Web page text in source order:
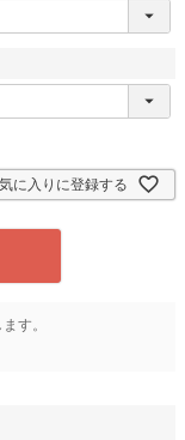
に入りに登録する
す。